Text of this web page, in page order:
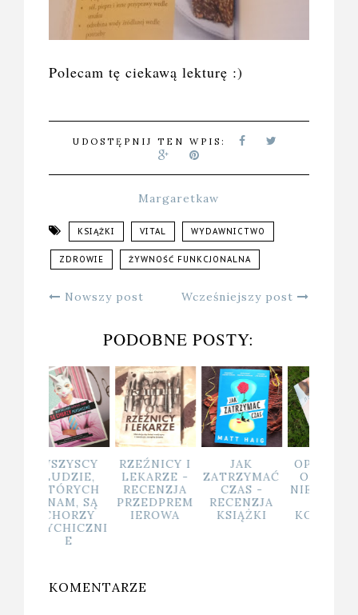
Polecam tę ciekawą lekturę :)
UDOSTĘPNIJ TEN WPIS:
Margaretkaw
KSIĄŻKI VITAL WYDAWNICTWO
ZDROWIE ŻYWNOŚĆ FUNKCJONALNA
Nowszy post Wcześniejszy post
PODOBNE POSTY:
RZEŹNICY I
LEKARZE -
RECENZJA
PRZEDPREM
IEROWA
JAK
ZATRZYMAĆ
CZAS -
RECENZJA
KSIĄŻKI
OPOWIEŚĆ
O PASJI I
NIEZWYKŁY
CH
KOLEJACH
KOMENTARZE